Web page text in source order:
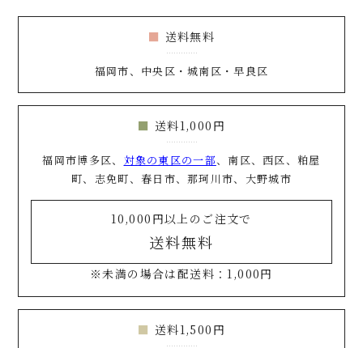
送料無料
福岡市、中央区・城南区・早良区
送料1,000円
福岡市博多区、 対象の東区の一部、南区、西区、粕屋
町、志免町、春日市、那珂川市、大野城市
10,000円以上のご注文で
送料無料
※未満の場合は配送料：1,000円
送料1,500円